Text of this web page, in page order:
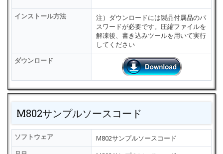
インストール方法
注）ダウンロードには製品付属品のパ
スワードが必要です。圧縮ファイルを
解凍後、書き込みツールを用いて実行
してください
ダウンロード
M802サンプルソースコード
ソフトウェア
M802サンプルソースコード